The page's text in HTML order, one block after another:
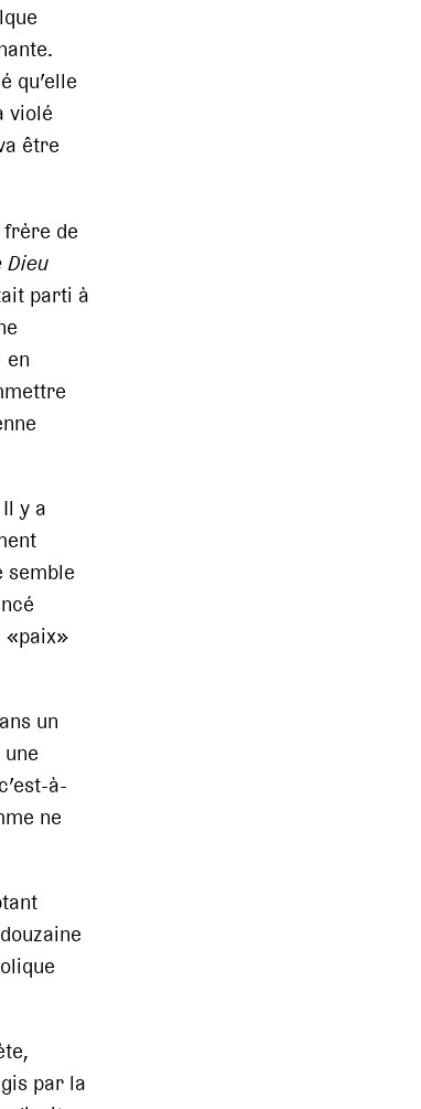
qu’elle
violé
être
de
Dieu
parti à
en
y a
semble
«paix»
un
à-
ne
par la